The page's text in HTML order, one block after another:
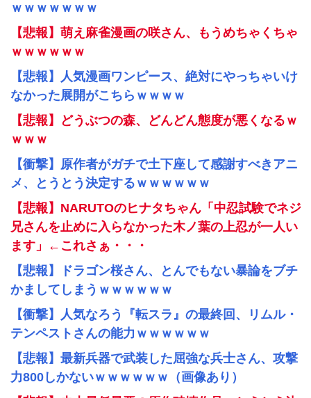
ｗｗｗｗｗｗｗ
【悲報】萌え麻雀漫画の咲さん、もうめちゃくちゃ
ｗｗｗｗｗｗ
【悲報】人気漫画ワンピース、絶対にやっちゃいけ
なかった展開がこちらｗｗｗｗ
【悲報】どうぶつの森、どんどん態度が悪くなるｗ
ｗｗｗ
【衝撃】原作者がガチで土下座して感謝すべきアニ
メ、とうとう決定するｗｗｗｗｗｗ
【悲報】NARUTOのヒナタちゃん「中忍試験でネジ
兄さんを止めに入らなかった木ノ葉の上忍が一人い
ます」←これさぁ・・・
【悲報】ドラゴン桜さん、とんでもない暴論をブチ
かましてしまうｗｗｗｗｗｗ
【衝撃】人気なろう『転スラ』の最終回、リムル・
テンペストさんの能力ｗｗｗｗｗｗ
【悲報】最新兵器で武装した屈強な兵士さん、攻撃
力800しかないｗｗｗｗｗｗ（画像あり）